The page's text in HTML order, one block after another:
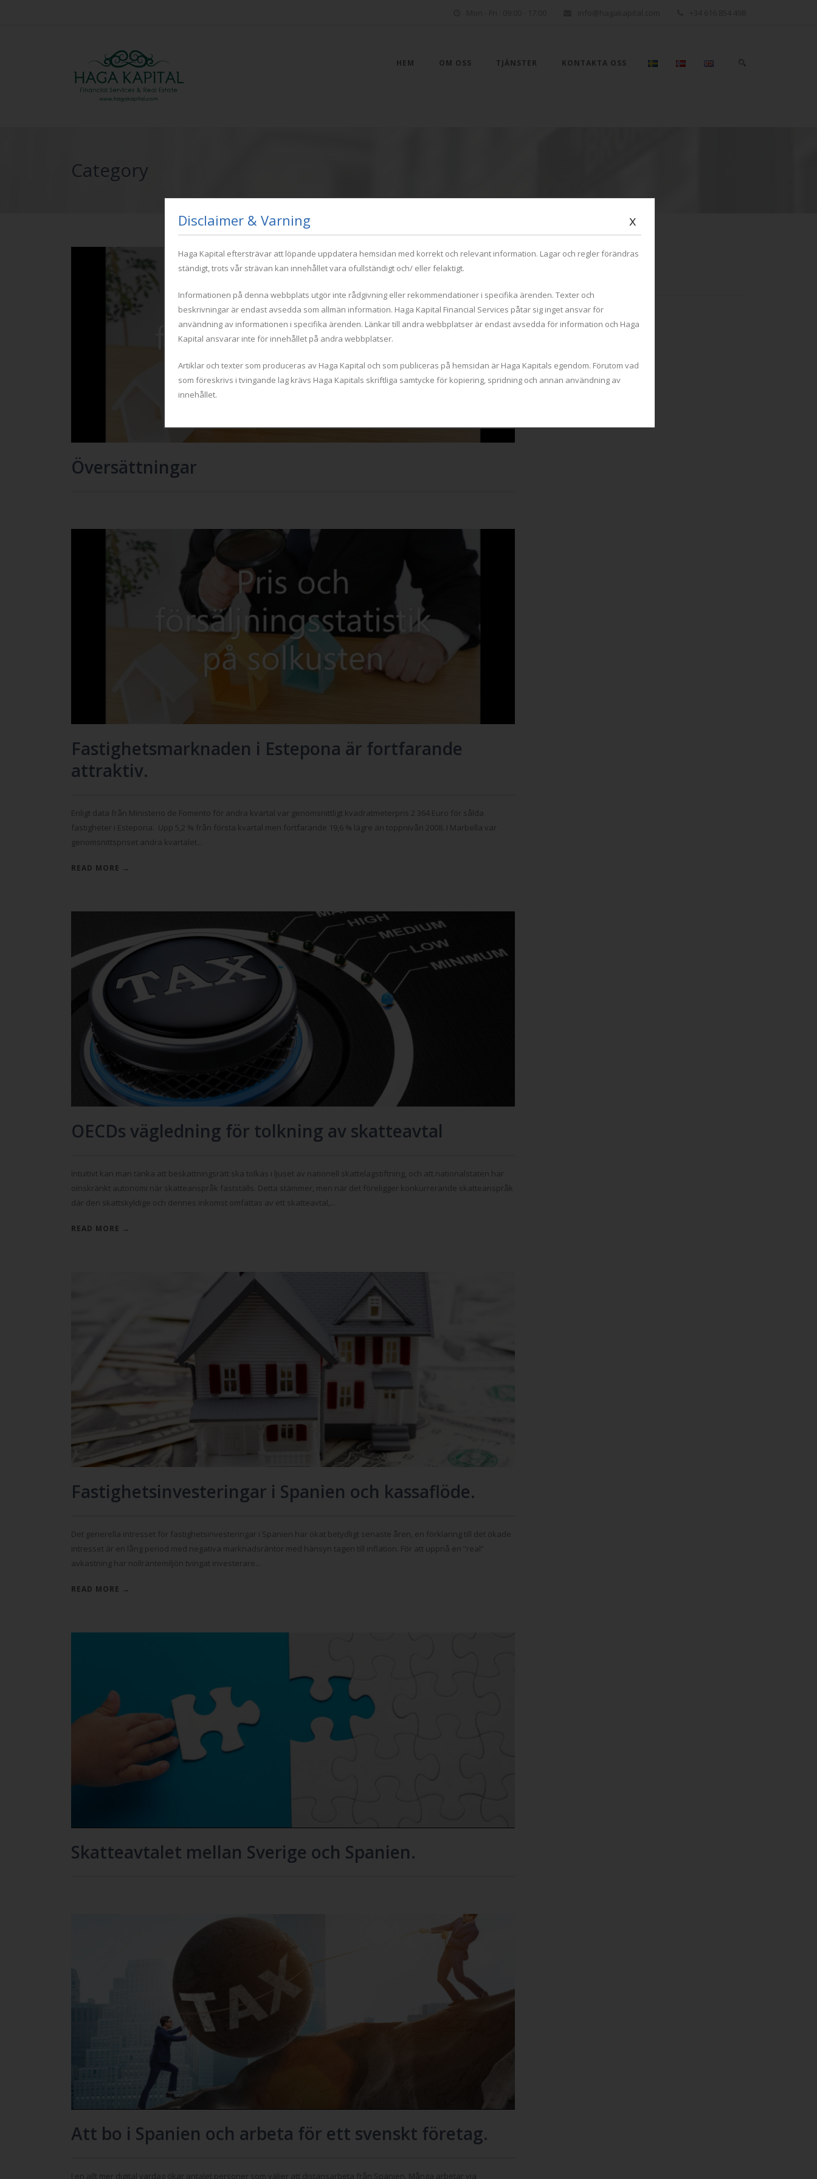
Disclaimer & Varning x
Haga Kapital eftersträvar att löpande uppdatera hemsidan med korrekt och relevant information. Lagar och regler förändras
ständigt, trots vår strävan kan innehållet vara ofullständigt och/ eller felaktigt.
Informationen på denna webbplats utgör inte rådgivning eller rekommendationer i specifika ärenden. Texter och
beskrivningar är endast avsedda som allmän information. Haga Kapital Financial Services påtar sig inget ansvar för
användning av informationen i specifika ärenden. Länkar till andra webbplatser är endast avsedda för information och Haga
Kapital ansvarar inte för innehållet på andra webbplatser.
Artiklar och texter som produceras av Haga Kapital och som publiceras på hemsidan är Haga Kapitals egendom. Förutom vad
som föreskrivs i tvingande lag krävs Haga Kapitals skriftliga samtycke för kopiering, spridning och annan användning av
innehållet.
HEM OM OSS TJÄNSTER KONTAKTA OSS
Category
Översättningar
Fastighetsmarknaden i Estepona är fortfarande
attraktiv.
Enligt data från Ministerio de Fomento för andra kvartal var genomsnittligt kvadratmeterpris 2 364 Euro för sålda
fastigheter i Estepona. Upp 5,2 % från första kvartal men fortfarande 19,6 % lägre än toppnivån 2008. I Marbella var
genomsnittspriset andra kvartalet...
READ MORE →
OECDs vägledning för tolkning av skatteavtal
Intuitivt kan man tänka att beskattningsrätt ska tolkas i ljuset av nationell skattelagstiftning, och att nationalstaten har
oinskränkt autonomi när skatteanspråk fastställs. Detta stämmer, men när det föreligger konkurrerande skatteanspråk
där den skattskyldige och dennes inkomst omfattas av ett skatteavtal,...
READ MORE →
Fastighetsinvesteringar i Spanien och kassaflöde.
Det generella intresset för fastighetsinvesteringar i Spanien har ökat betydligt senaste åren, en förklaring till det ökade
intresset är en lång period med negativa marknadsräntor med hänsyn tagen till inflation. För att uppnå en ”real”
avkastning har nollräntemiljön tvingat investerare...
READ MORE →
Skatteavtalet mellan Sverige och Spanien.
Att bo i Spanien och arbeta för ett svenskt företag.
I en allt mer digital vardag ökar antalet personer som väljer att distansarbeta från Spanien. Många arbetar via
KATEGORIER